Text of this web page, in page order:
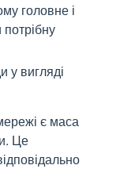
головне і
у вигляді
є маса
Це